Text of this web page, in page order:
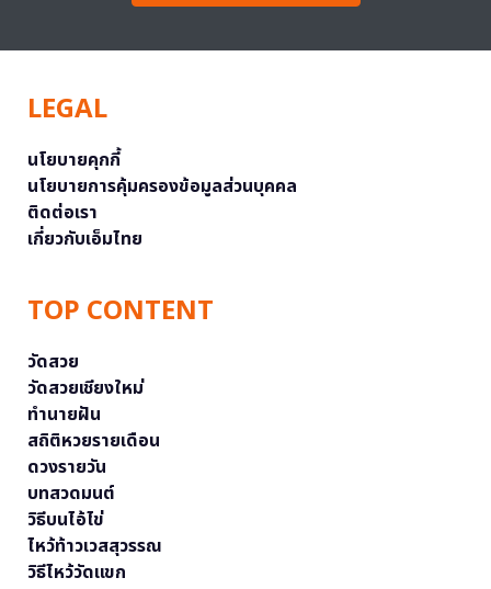
LEGAL
นโยบายคุกกี้
นโยบายการคุ้มครองข้อมูลส่วนบุคคล
ติดต่อเรา
เกี่ยวกับเอ็มไทย
TOP CONTENT
วัดสวย
วัดสวยเชียงใหม่
ทำนายฝัน
สถิติหวยรายเดือน
ดวงรายวัน
บทสวดมนต์
วิธีบนไอ้ไข่
ไหว้ท้าวเวสสุวรรณ
วิธีไหว้วัดแขก